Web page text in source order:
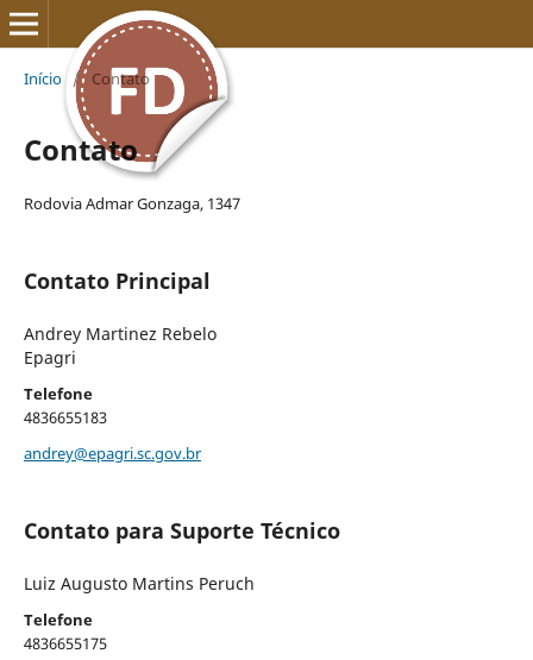
Início / Contato
Contato
Rodovia Admar Gonzaga, 1347
Contato Principal
Andrey Martinez Rebelo
Epagri
Telefone
4836655183
andrey@epagri.sc.gov.br
Contato para Suporte Técnico
Luiz Augusto Martins Peruch
Telefone
4836655175